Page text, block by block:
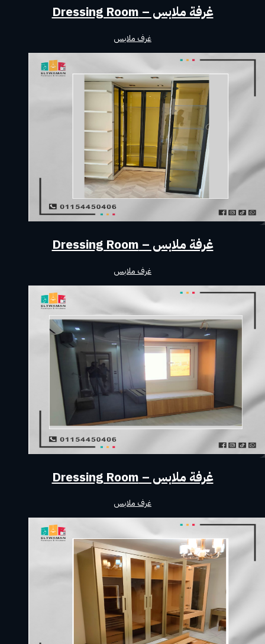
غرفة ملابس – Dressing Room
غرف ملابس
غرفة ملابس – Dressing Room
غرف ملابس
غرفة ملابس – Dressing Room
غرف ملابس